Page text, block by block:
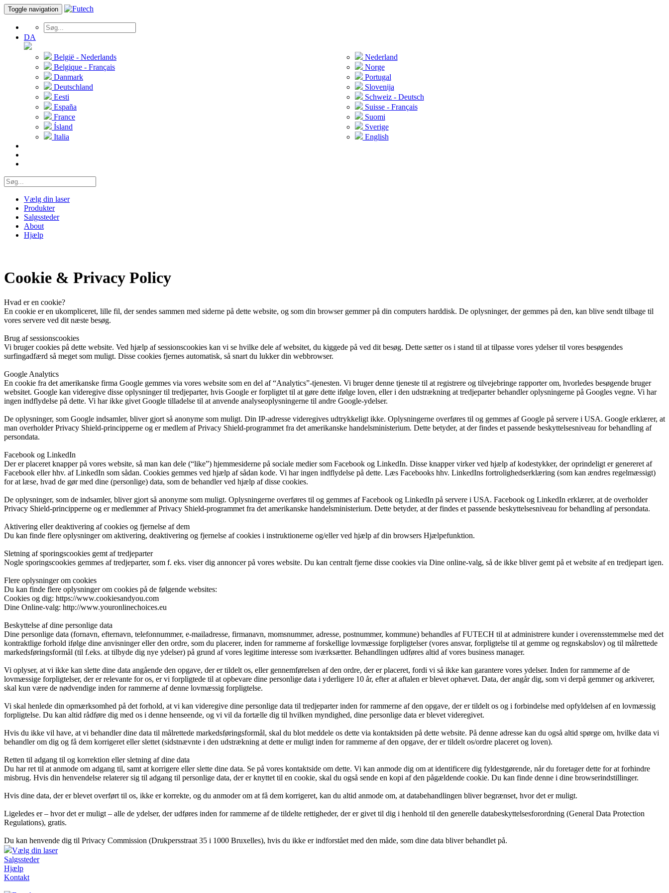
Toggle navigation
DA
België - Nederlands
Belgique - Français
Danmark
Deutschland
Eesti
España
France
Ísland
Italia
Nederland
Norge
Portugal
Slovenija
Schweiz - Deutsch
Suisse - Français
Suomi
Sverige
English
Vælg din laser
Produkter
Salgssteder
About
Hjælp
Cookie & Privacy Policy
Hvad er en cookie?
En cookie er en ukompliceret, lille fil, der sendes sammen med siderne på dette website, og som din browser gemmer på din computers harddisk. De oplysninger, der gemmes på den, kan blive sendt tilbage til
vores servere ved dit næste besøg.
Brug af sessionscookies
Vi bruger cookies på dette website. Ved hjælp af sessionscookies kan vi se hvilke dele af websitet, du kiggede på ved dit besøg. Dette sætter os i stand til at tilpasse vores ydelser til vores besøgendes
surfingadfærd så meget som muligt. Disse cookies fjernes automatisk, så snart du lukker din webbrowser.
Google Analytics
En cookie fra det amerikanske firma Google gemmes via vores website som en del af “Analytics”-tjenesten. Vi bruger denne tjeneste til at registrere og tilvejebringe rapporter om, hvorledes besøgende bruger
websitet. Google kan videregive disse oplysninger til tredjeparter, hvis Google er forpligtet til at gøre dette ifølge loven, eller i den udstrækning at tredjeparter behandler oplysningerne på Googles vegne. Vi har
ingen indflydelse på dette. Vi har ikke givet Google tilladelse til at anvende analyseoplysningerne til andre Google-ydelser.
De oplysninger, som Google indsamler, bliver gjort så anonyme som muligt. Din IP-adresse videregives udtrykkeligt ikke. Oplysningerne overføres til og gemmes af Google på servere i USA. Google erklærer, at
man overholder Privacy Shield-principperne og er medlem af Privacy Shield-programmet fra det amerikanske handelsministerium. Dette betyder, at der findes et passende beskyttelsesniveau for behandling af
persondata.
Facebook og LinkedIn
Der er placeret knapper på vores website, så man kan dele (“like”) hjemmesiderne på sociale medier som Facebook og LinkedIn. Disse knapper virker ved hjælp af kodestykker, der oprindeligt er genereret af
Facebook eller hhv. af LinkedIn som sådan. Cookies gemmes ved hjælp af sådan kode. Vi har ingen indflydelse på dette. Læs Facebooks hhv. LinkedIns fortrolighedserklæring (som kan ændres regelmæssigt)
for at læse, hvad de gør med dine (personlige) data, som de behandler ved hjælp af disse cookies.
De oplysninger, som de indsamler, bliver gjort så anonyme som muligt. Oplysningerne overføres til og gemmes af Facebook og LinkedIn på servere i USA. Facebook og LinkedIn erklærer, at de overholder
Privacy Shield-principperne og er medlemmer af Privacy Shield-programmet fra det amerikanske handelsministerium. Dette betyder, at der findes et passende beskyttelsesniveau for behandling af persondata.
Aktivering eller deaktivering af cookies og fjernelse af dem
Du kan finde flere oplysninger om aktivering, deaktivering og fjernelse af cookies i instruktionerne og/eller ved hjælp af din browsers Hjælpefunktion.
Sletning af sporingscookies gemt af tredjeparter
Nogle sporingscookies gemmes af tredjeparter, som f. eks. viser dig annoncer på vores website. Du kan centralt fjerne disse cookies via Dine online-valg, så de ikke bliver gemt på et website af en tredjepart igen.
Flere oplysninger om cookies
Du kan finde flere oplysninger om cookies på de følgende websites:
Cookies og dig: https://www.cookiesandyou.com
Dine Online-valg: http://www.youronlinechoices.eu
Beskyttelse af dine personlige data
Dine personlige data (fornavn, efternavn, telefonnummer, e-mailadresse, firmanavn, momsnummer, adresse, postnummer, kommune) behandles af FUTECH til at administrere kunder i overensstemmelse med det
kontraktlige forhold ifølge dine anvisninger eller den ordre, som du placerer, inden for rammerne af forskellige lovmæssige forpligtelser (vores ansvar, forpligtelse til at gemme og regnskabslov) og til målrettede
markedsføringsformål (til f.eks. at tilbyde dig nye ydelser) på grund af vores legitime interesse som iværksætter. Behandlingen udføres altid af vores business manager.
Vi oplyser, at vi ikke kan slette dine data angående den opgave, der er tildelt os, eller gennemførelsen af den ordre, der er placeret, fordi vi så ikke kan garantere vores ydelser. Inden for rammerne af de
lovmæssige forpligtelser, der er relevante for os, er vi forpligtede til at opbevare dine personlige data i yderligere 10 år, efter at aftalen er blevet ophævet. Data, der angår dig, som vi derpå gemmer og arkiverer,
skal kun være de nødvendige inden for rammerne af denne lovmæssig forpligtelse.
Vi skal henlede din opmærksomhed på det forhold, at vi kan videregive dine personlige data til tredjeparter inden for rammerne af den opgave, der er tildelt os og i forbindelse med opfyldelsen af en lovmæssig
forpligtelse. Du kan altid rådføre dig med os i denne henseende, og vi vil da fortælle dig til hvilken myndighed, dine personlige data er blevet videregivet.
Hvis du ikke vil have, at vi behandler dine data til målrettede markedsføringsformål, skal du blot meddele os dette via kontaktsiden på dette website. På denne adresse kan du også altid spørge om, hvilke data vi
behandler om dig og få dem korrigeret eller slettet (sidstnævnte i den udstrækning at dette er muligt inden for rammerne af den opgave, der er tildelt os/ordre placeret og loven).
Retten til adgang til og korrektion eller sletning af dine data
Du har ret til at anmode om adgang til, samt at korrigere eller slette dine data. Se på vores kontaktside om dette. Vi kan anmode dig om at identificere dig fyldestgørende, når du foretager dette for at forhindre
misbrug. Hvis din henvendelse relaterer sig til adgang til personlige data, der er knyttet til en cookie, skal du også sende en kopi af den pågældende cookie. Du kan finde denne i dine browserindstillinger.
Hvis dine data, der er blevet overført til os, ikke er korrekte, og du anmoder om at få dem korrigeret, kan du altid anmode om, at databehandlingen bliver begrænset, hvor det er muligt.
Ligeledes er – hvor det er muligt – alle de ydelser, der udføres inden for rammerne af de tildelte rettigheder, der er givet til dig i henhold til den generelle databeskyttelsesforordning (General Data Protection
Regulations), gratis.
Du kan henvende dig til Privacy Commission (Drukpersstraat 35 i 1000 Bruxelles), hvis du ikke er indforstået med den måde, som dine data bliver behandlet på.
Vælg din laser
Salgssteder
Hjælp
Kontakt